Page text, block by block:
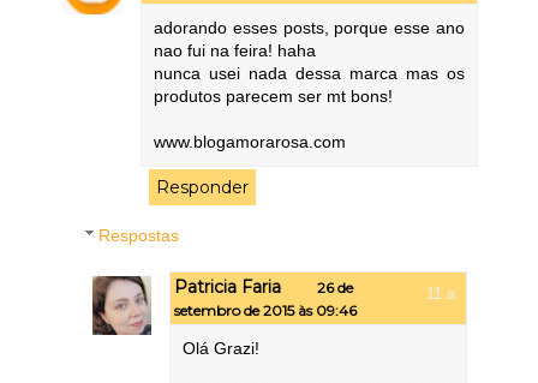
adorando esses posts, porque esse ano
nao fui na feira! haha
nunca usei nada dessa marca mas os
produtos parecem ser mt bons!
www.blogamorarosa.com
Responder
Respostas
Patricia Faria
26 de
setembro de 2015 às 09:46
Olá Grazi!